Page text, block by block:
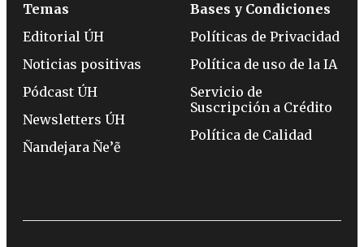
Temas
Editorial ÚH
Noticias positivas
Pódcast ÚH
Newsletters ÚH
Ñandejara Ñe’ẽ
Bases y Condiciones
Políticas de Privacidad
Política de uso de la IA
Servicio de
Suscripción a Crédito
Política de Calidad